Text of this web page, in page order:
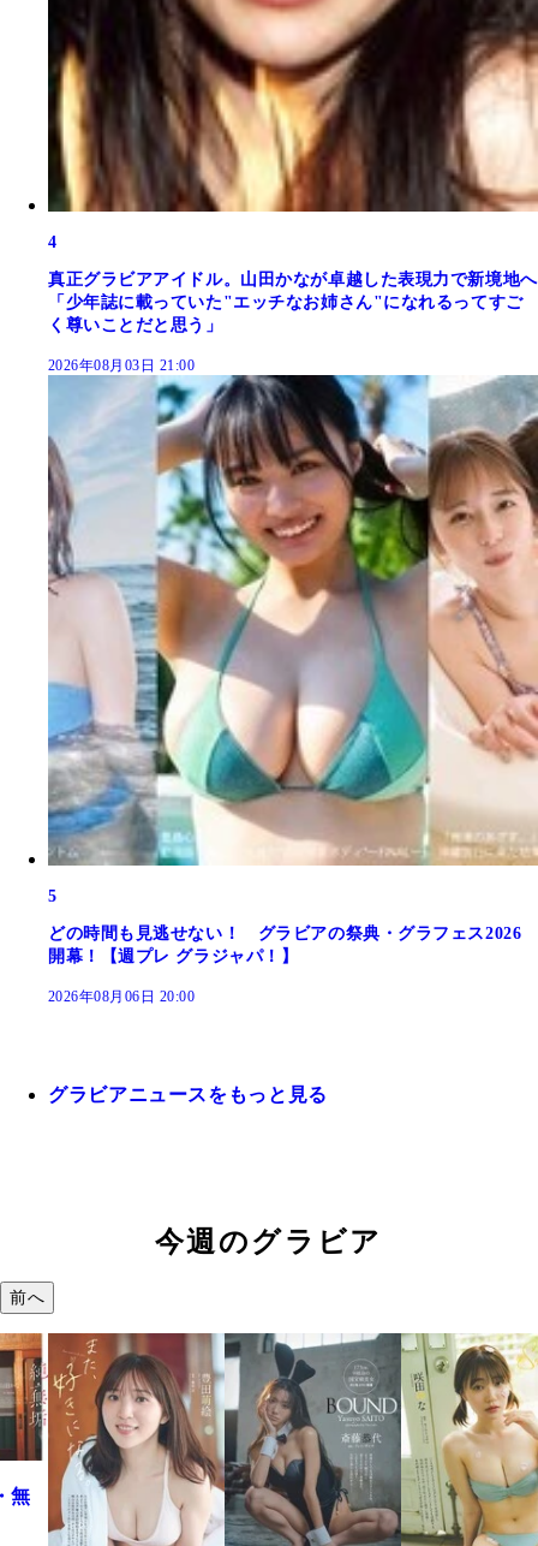
4
真正グラビアアイドル。山田かなが卓越した表現力で新境地へ
「少年誌に載っていた"エッチなお姉さん"になれるってすご
く尊いことだと思う」
2026年08月03日 21:00
5
どの時間も見逃せない！ グラビアの祭典・グラフェス2026
開幕！【週プレ グラジャパ！】
2026年08月06日 20:00
グラビアニュースをもっと見る
今週のグラビア
前へ